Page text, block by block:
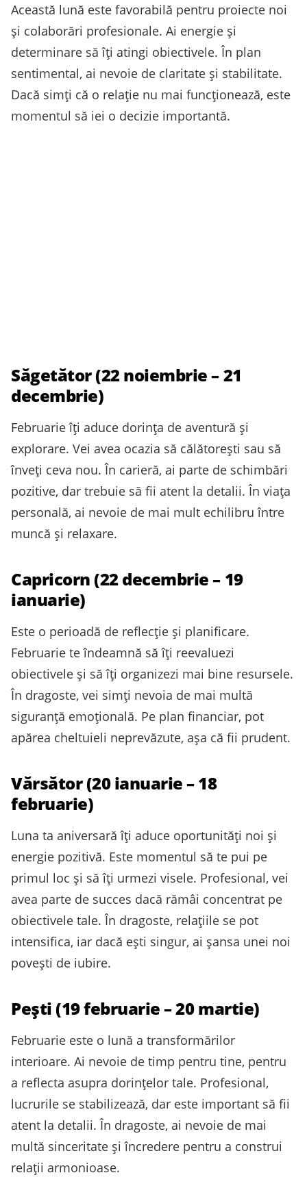
Această lună este favorabilă pentru proiecte noi
și colaborări profesionale. Ai energie și
determinare să îți atingi obiectivele. În plan
sentimental, ai nevoie de claritate și stabilitate.
Dacă simți că o relație nu mai funcționează, este
momentul să iei o decizie importantă.
Săgetător (22 noiembrie – 21
decembrie)
Februarie îți aduce dorința de aventură și
explorare. Vei avea ocazia să călătorești sau să
înveți ceva nou. În carieră, ai parte de schimbări
pozitive, dar trebuie să fii atent la detalii. În viața
personală, ai nevoie de mai mult echilibru între
muncă și relaxare.
Capricorn (22 decembrie – 19
ianuarie)
Este o perioadă de reflecție și planificare.
Februarie te îndeamnă să îți reevaluezi
obiectivele și să îți organizezi mai bine resursele.
În dragoste, vei simți nevoia de mai multă
siguranță emoțională. Pe plan financiar, pot
apărea cheltuieli neprevăzute, așa că fii prudent.
Vărsător (20 ianuarie – 18
februarie)
Luna ta aniversară îți aduce oportunități noi și
energie pozitivă. Este momentul să te pui pe
primul loc și să îți urmezi visele. Profesional, vei
avea parte de succes dacă rămâi concentrat pe
obiectivele tale. În dragoste, relațiile se pot
intensifica, iar dacă ești singur, ai șansa unei noi
povești de iubire.
Pești (19 februarie – 20 martie)
Februarie este o lună a transformărilor
interioare. Ai nevoie de timp pentru tine, pentru
a reflecta asupra dorințelor tale. Profesional,
lucrurile se stabilizează, dar este important să fii
atent la detalii. În dragoste, ai nevoie de mai
multă sinceritate și încredere pentru a construi
relații armonioase.